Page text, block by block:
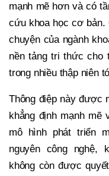
mạnh mẽ hơn và có
cứu khoa học cơ bản.
chuyện của ngành
nền tảng tri thức cho
trong nhiều thập niên
Thông điệp này được
khẳng định mạnh mẽ
mô hình phát triển
nguyên công nghệ,
không còn được